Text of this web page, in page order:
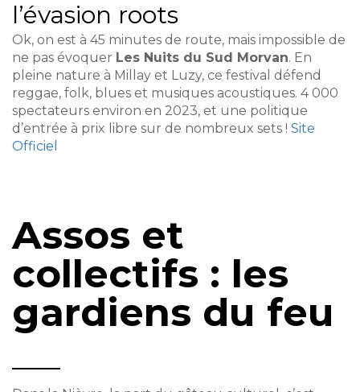
l’évasion roots
Ok, on est à 45 minutes de route, mais impossible de
ne pas évoquer Les Nuits du Sud Morvan. En
pleine nature à Millay et Luzy, ce festival défend
reggae, folk, blues et musiques acoustiques. 4 000
spectateurs environ en 2023, et une politique
d’entrée à prix libre sur de nombreux sets ! Site
Officiel
Assos et
collectifs : les
gardiens du feu